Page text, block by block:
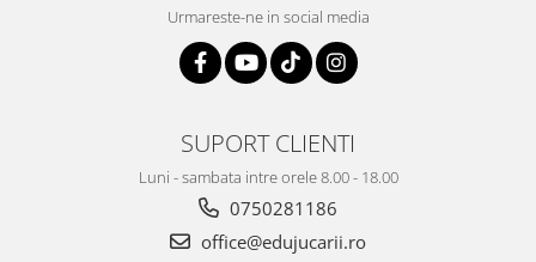
Urmareste-ne in social media
SUPORT CLIENTI
Luni - sambata intre orele 8.00 - 18.00
0750281186
office@edujucarii.ro